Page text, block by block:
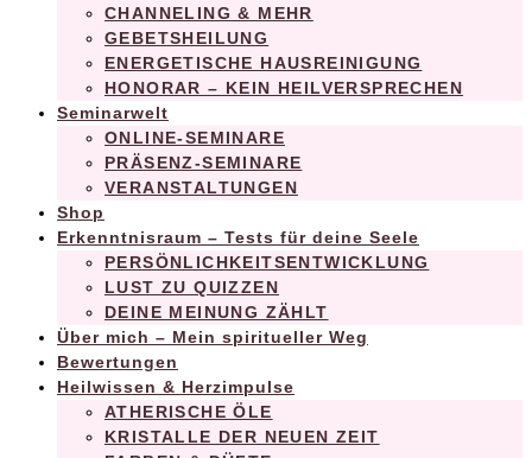
CHANNELING & MEHR
GEBETSHEILUNG
ENERGETISCHE HAUSREINIGUNG
HONORAR – KEIN HEILVERSPRECHEN
Seminarwelt
ONLINE-SEMINARE
PRÄSENZ-SEMINARE
VERANSTALTUNGEN
Shop
Erkenntnisraum – Tests für deine Seele
PERSÖNLICHKEITSENTWICKLUNG
LUST ZU QUIZZEN
DEINE MEINUNG ZÄHLT
Über mich – Mein spiritueller Weg
Bewertungen
Heilwissen & Herzimpulse
ATHERISCHE ÖLE
KRISTALLE DER NEUEN ZEIT